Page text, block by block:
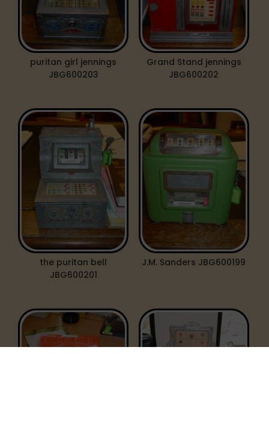
puritan girl jennings
JBG600203
Grand Stand jennings
JBG600202
the puritan bell
JBG600201
J.M. Sanders JBG600199